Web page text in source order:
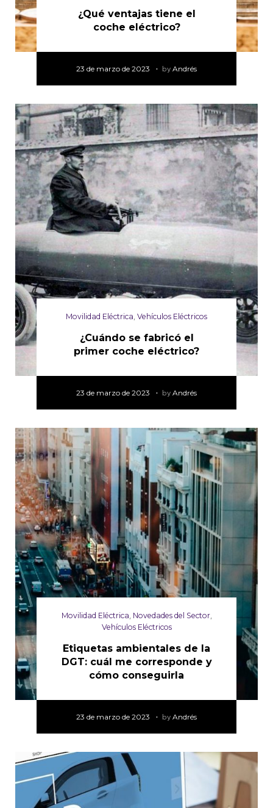
¿Qué ventajas tiene el
coche eléctrico?
23 de marzo de 2023 by Andrés
Movilidad Eléctrica, Vehículos Eléctricos
¿Cuándo se fabricó el
primer coche eléctrico?
23 de marzo de 2023 by Andrés
Movilidad Eléctrica Novedades del Sector,
Vehículos Eléctricos
Etiquetas ambientales de la
DGT: cuál me corresponde y
cómo conseguirla
23 de marzo de 2023 by Andrés